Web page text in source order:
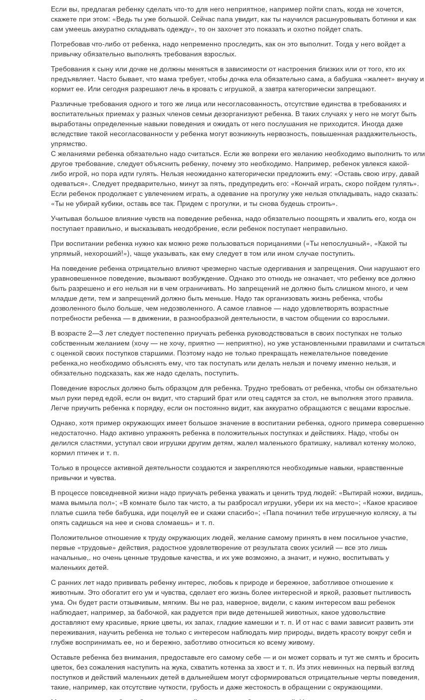
Если вы, предлагая ребенку сделать что-то для него неприятное, например пойти спать, когда не хочется,
скажете при этом: «Ведь ты уже большой. Сейчас папа увидит, как ты научился расшнуровывать ботинки и как
сам умеешь аккуратно складывать одежду», то он захочет это показать и охотно пойдет спать.
Потребовав что-либо от ребенка, надо непременно проследить, как он это выполнит. Тогда у него войдет а
привычку обязательно выполнять требования взрослых.
Требования к сыну или дочке не должны меняться в зависимости от настроения близких или от того, кто их
предъявляет. Часто бывает, что мама требует, чтобы дочка ела обязательно сама, а бабушка «жалеет» внучку и
кормит ее. Или сегодня разрешают лечь в кровать с игрушкой, а завтра категорически запрещают.
Различные требования одного и того же лица или несогласованность, отсутствие единства в требованиях и
воспитательных приемах у разных членов семьи дезорганизуют ребенка. В таких случаях у него не могут быть
выработаны определенные навыки поведения и ожидать от него послушания не приходится. Иногда даже
вследствие такой несогласованности у ребенка могут возникнуть нервозность, повышенная раздажительность,
упрямство.
С желаниями ребенка обязательно надо считаться. Если же вопреки его желанию необходимо выполнить то или
другое требование, следует объяснить ребенку, почему это необходимо. Например, ребенок увлекся какой-
либо игрой, но пора идти гулять. Нельзя неожиданно категорически предложить ему: «Оставь свою игру, давай
одеваться». Следует предварительно, минут за пять, предупредить его: «Кончай играть, скоро пойдем гулять».
Если ребенок продолжает с увлечением играть, а одевание на прогулку уже нельзя откладывать, надо сказать:
«Ты не убирай кубики, оставь все так. Придем с прогулки, и ты снова будешь строить».
Учитывая большое влияние чувств на поведение ребенка, надо обязательно поощрять и хвалить его, когда он
поступает правильно, и высказывать неодобрение, если ребенок поступает неправильно.
При воспитании ребенка нужно как можно реже пользоваться порицаниями («Ты непослушный», «Какой ты
упрямый, нехороший!»), чаще указывать, как ему следует в том или ином случае поступить.
На поведение ребенка отрицательно влияют чрезмерно частые одергивания и запрещения. Они нарушают его
уравновешенное поведение, вызывают возбуждение. Однако это отнюдь не означает, что ребенку все должно
быть разрешено и его нельзя ни в чем ограничивать. Но запрещений не должно быть слишком много, и чем
младше дети, тем и запрещений должно быть меньше. Надо так организовать жизнь ребенка, чтобы
дозволенного было больше, чем недозволенного. А самое главное — надо удовлетворять возрастные
потребности ребенка — в движении, в разнообразной деятельности, в частом общении со взрослыми.
В возрасте 2—3 лет следует постепенно приучать ребенка руководствоваться в своих поступках не только
собственным желанием (хочу — не хочу, приятно — неприятно), но уже установленными правилами и считаться
с оценкой своих поступков старшими. Поэтому надо не только прекращать нежелательное поведение
ребенка,но необходимо объяснять ему, что так поступать или делать нельзя и почему именно нельзя, и
обязательно подсказать, как же надо сделать, поступить.
Поведение взрослых должно быть образцом для ребенка. Трудно требовать от ребенка, чтобы он обязательно
мыл руки перед едой, если он видит, что старший брат или отец садятся за стол, не выполняя этого правила.
Легче приучить ребенка к порядку, если он постоянно видит, как аккуратно обращаются с вещами взрослые.
Однако, хотя пример окружающих имеет большое значение в воспитании ребенка, одного примера совершенно
недостаточно. Надо активно упражнять ребенка в положительных поступках и действиях. Надо, чтобы он
делился сластями, уступал свои игрушки другим детям, жалел маленького братишку, наливал котенку молоко,
кормил птичек и т. п.
Только в процессе активной деятельности создаются и закрепляются необходимые навыки, нравственные
привычки и чувства.
В процессе повседневной жизни надо приучать ребенка уважать и ценить труд людей: «Вытирай ножки, видишь,
мама вымыла пол»; «В комнате было так чисто, а ты разбросал игрушки, убери их на место»; «Какое красивое
платье сшила тебе бабушка, иди поцелуй ее и скажи спасибо»; «Папа починил тебе игрушечную коляску, а ты
опять садишься на нее и снова сломаешь» и т. п.
Положительное отношение к труду окружающих людей, желание самому принять в нем посильное участие,
первые «трудовые» действия, радостное удовлетворение от результата своих усилий — все это лишь
начальные,. но очень ценные трудовые качества, и их уже возможно, а значит, и нужно, воспитывать у
маленьких детей.
С ранних лет надо прививать ребенку интерес, любовь к природе и бережное, заботливое отношение к
животным. Это обогатит его ум и чувства, сделает его жизнь более интересной и яркой, разовьет пытливость
ума. Он будет расти отзывчивым, мягким. Вы не раз, наверное, видели, с каким интересом ваш ребенок
наблюдает, например, за бабочкой, как радуется при виде детенышей животных, какое удовольствие
доставляют ему красивые, яркие цветы, их запах, гладкие камешки и т. п. И от нас с вами зависит развить эти
переживания, научить ребенка не только с интересом наблюдать мир природы, видеть красоту вокруг себя и
глубже воспринимать ее, но и бережно, заботливо относиться ко всему живому.
Оставьте ребенка без внимания, предоставьте его самому себе — и он может сорвать и тут же смять и бросить
цветок, без сожаления наступить на жука, схватить котенка за хвост и т. п. Из этих невинных на первый взгляд
поступков и действий маленьких детей в дальнейшем могут сформироваться отрицательные черты поведения,
такие, например, как отсутствие чуткости, грубость и даже жестокость в обращении с окружающими.